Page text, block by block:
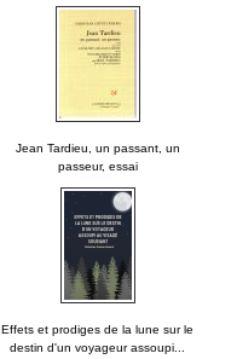
Jean Tardieu, un passant, un
passeur, essai
Effets et prodiges de la lune sur le
destin d'un voyageur assoupi...